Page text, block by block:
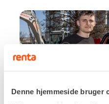
Denne hjemmeside bruger